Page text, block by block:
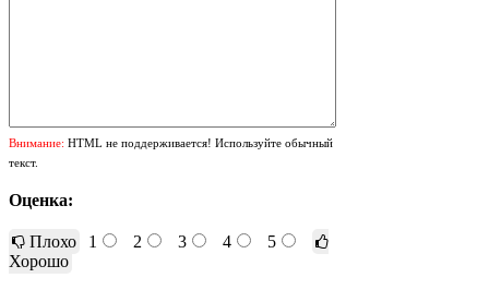
Внимание: HTML не поддерживается! Используйте обычный
текст.
Оценка:
Плохо 1 2 3 4
5
Хорошо